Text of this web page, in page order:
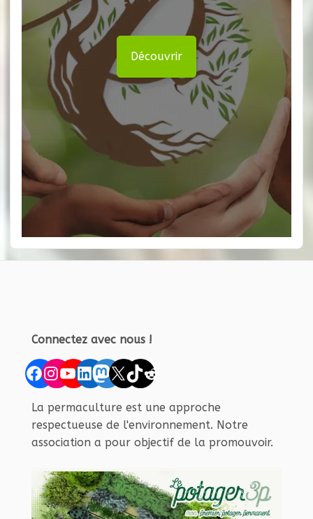
Découvrir
Connectez avec nous !
Facebook
Instagram
YouTube
LinkedIn
Mastodon
X TikTok
Reddit
La permaculture est une approche
respectueuse de l'environnement. Notre
association a pour objectif de la promouvoir.